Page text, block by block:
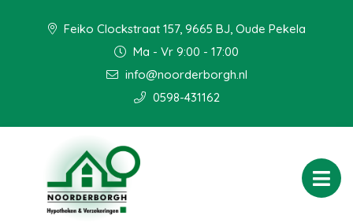
Feiko Clockstraat 157, 9665 BJ, Oude Pekela
Ma - Vr 9:00 - 17:00
info@noorderborgh.nl
0598-431162